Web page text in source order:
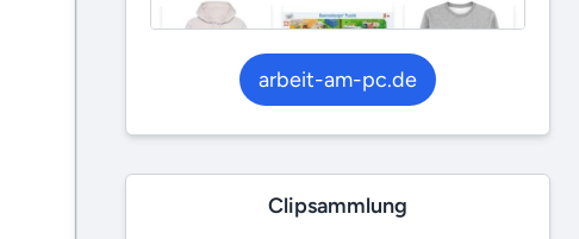
arbeit-am-pc.de
Clipsammlung